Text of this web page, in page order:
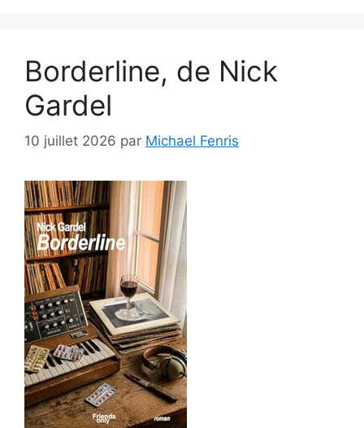
Borderline, de Nick
Gardel
10 juillet 2026 par Michael Fenris